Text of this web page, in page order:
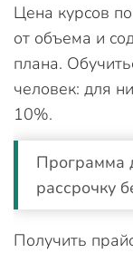
Цена курсов
от объема и
плана.
человек: для
10%.
Программа
рассрочку
Получить